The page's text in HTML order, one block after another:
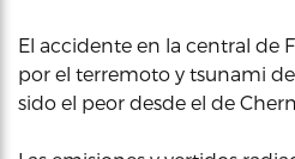
El accidente en la central de
por el terremoto y tsunami del
sido el peor desde el de